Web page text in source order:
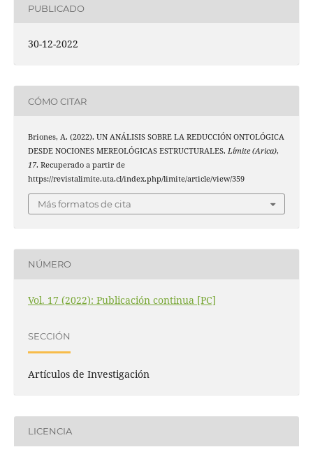
PUBLICADO
30-12-2022
CÓMO CITAR
Briones, A. (2022). UN ANÁLISIS SOBRE LA REDUCCIÓN ONTOLÓGICA
DESDE NOCIONES MEREOLÓGICAS ESTRUCTURALES. Límite (Arica),
17. Recuperado a partir de
https://revistalimite.uta.cl/index.php/limite/article/view/359
Más formatos de cita
NÚMERO
Vol. 17 (2022): Publicación continua [PC]
SECCIÓN
Artículos de Investigación
LICENCIA